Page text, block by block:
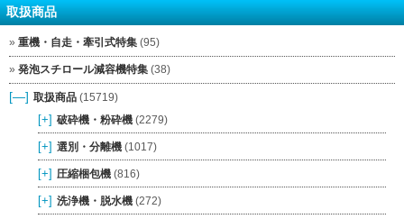
取扱商品
重機・自走・牽引式特集 (95)
発泡スチロール減容機特集 (38)
[—] 取扱商品 (15719)
[+] 破砕機・粉砕機 (2279)
[+] 選別・分離機 (1017)
[+] 圧縮梱包機 (816)
[+] 洗浄機・脱水機 (272)